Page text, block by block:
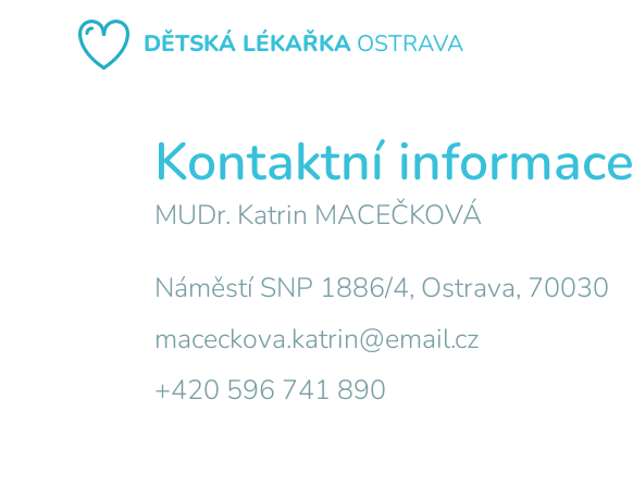
DĚTSKÁ LÉKAŘKA OSTRAVA
Kontaktní informace
MUDr. Katrin MACEČKOVÁ
Náměstí SNP 1886/4, Ostrava, 70030
maceckova.katrin@email.cz
+420 596 741 890